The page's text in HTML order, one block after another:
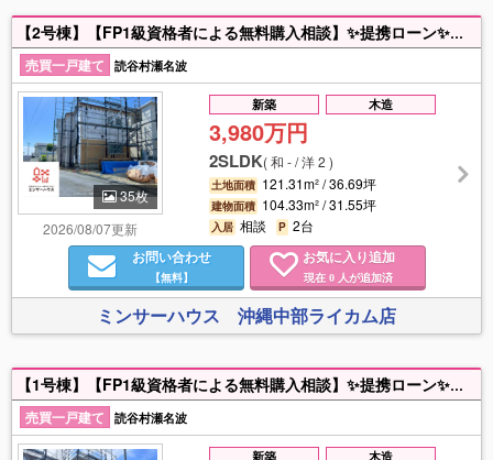
【2号棟】【FP1級資格者による無料購入相談】✨提携ローン✨オリコン顧客満足度調査 住宅ローン「金利」「団体信用保険」部門１位の「auじぶん銀行」の対面紹介が可能です！※県内銀行、ネット銀行含め、ベストなローンをご案内します✨営業拠点✨北部～南部まで沖縄県内７拠点展開中！浦添本店、那覇久茂地店、浦添パルコ店、沖縄ライカム店、読谷ローヤルホテル店、読谷残波岬店、名護宮里店✨ミンサーハウスのこだわり✨リクルート（SUUMO）、大手金融機関などを経験した、沖縄特化の住宅・金融プロが専門性の高い情報提供にこだわって伴走します！Instagram、TikTokの総フォロワー数は「１万人以上」と「ミンサーハウス」は非常に多くのうちなんちゅに知って頂いております！※事前予約で年中２４時間、物件案内・相談可能です！
売買一戸建て
読谷村瀬名波
35枚
2026/08/07更新
新築 木造
3,980万円
2SLDK(和 - / 洋 2 )
土地面積 121.31m² / 36.69坪
建物面積 104.33m² / 31.55坪
入居 相談P 2台
お問い合わせ
【無料】
お気に入り追加
現在 0 人が追加済
ミンサーハウス 沖縄中部ライカム店
【1号棟】【FP1級資格者による無料購入相談】✨提携ローン✨オリコン顧客満足度調査 住宅ローン「金利」「団体信用保険」部門１位の「auじぶん銀行」の対面紹介が可能です！※県内銀行、ネット銀行含め、ベストなローンをご案内します✨営業拠点✨北部～南部まで沖縄県内７拠点展開中！浦添本店、那覇久茂地店、浦添パルコ店、沖縄ライカム店、読谷ローヤルホテル店、読谷残波岬店、名護宮里店✨ミンサーハウスのこだわり✨リクルート（SUUMO）、大手金融機関などを経験した、沖縄特化の住宅・金融プロが専門性の高い情報提供にこだわって伴走します！Instagram、TikTokの総フォロワー数は「１万人以上」と「ミンサーハウス」は非常に多くのうちなんちゅに知って頂いております！※事前予約で年中２４時間、物件案内・相談可能です！
売買一戸建て
読谷村瀬名波
新築 木造